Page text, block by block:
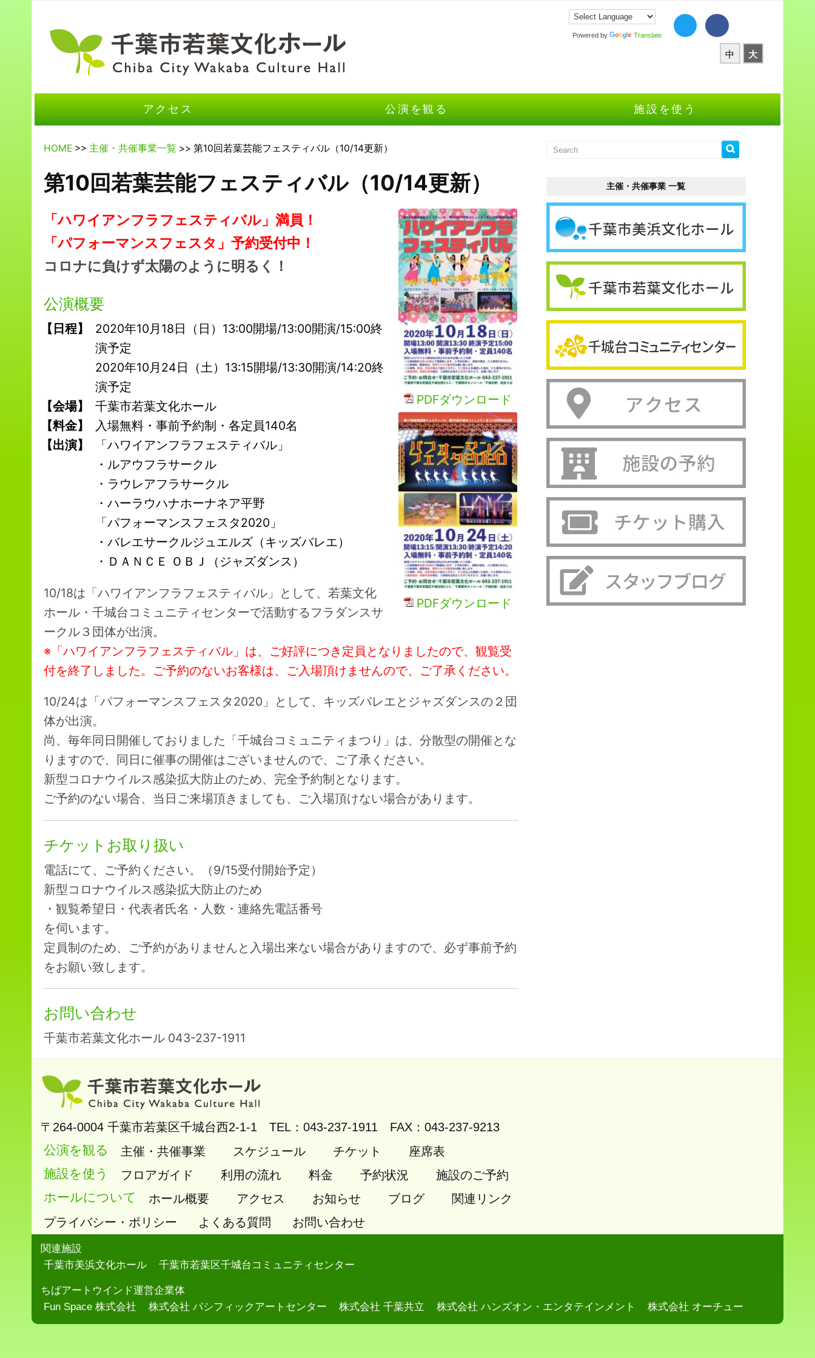
Powered by Translate
中 大
アクセス 公演を観る 施設を使う
HOME >> 主催・共催事業一覧 >> 第10回若葉芸能フェスティバル（10/14更新）
第10回若葉芸能フェスティバル（10/14更新）
PDFダウンロード
PDFダウンロード
「ハワイアンフラフェスティバル」満員！
「パフォーマンスフェスタ」予約受付中！
コロナに負けず太陽のように明るく！
公演概要
【日程】
2020年10月18日（日）13:00開場/13:00開演/15:00終
演予定
2020年10月24日（土）13:15開場/13:30開演/14:20終
演予定
【会場】
千葉市若葉文化ホール
【料金】
入場無料・事前予約制・各定員140名
【出演】
「ハワイアンフラフェスティバル」
・ルアウフラサークル
・ラウレアフラサークル
・ハーラウハナホーナネア平野
「パフォーマンスフェスタ2020」
・バレエサークルジュエルズ（キッズバレエ）
・ＤＡＮＣＥ ＯＢＪ（ジャズダンス）
10/18は「ハワイアンフラフェスティバル」として、若葉文化
ホール・千城台コミュニティセンターで活動するフラダンスサ
ークル３団体が出演。
※「ハワイアンフラフェスティバル」は、ご好評につき定員となりましたので、観覧受
付を終了しました。ご予約のないお客様は、ご入場頂けませんので、ご了承ください。
10/24は「パフォーマンスフェスタ2020」として、キッズバレエとジャズダンスの２団
体が出演。
尚、毎年同日開催しておりました「千城台コミュニティまつり」は、分散型の開催とな
りますので、同日に催事の開催はございませんので、ご了承ください。
新型コロナウイルス感染拡大防止のため、完全予約制となります。
ご予約のない場合、当日ご来場頂きましても、ご入場頂けない場合があります。
チケットお取り扱い
電話にて、ご予約ください。（9/15受付開始予定）
新型コロナウイルス感染拡大防止のため
・観覧希望日・代表者氏名・人数・連絡先電話番号
を伺います。
定員制のため、ご予約がありませんと入場出来ない場合がありますので、必ず事前予約
をお願い致します。
お問い合わせ
千葉市若葉文化ホール 043-237-1911
主催・共催事業 一覧
〒264-0004 千葉市若葉区千城台西2-1-1 TEL：043-237-1911 FAX：043-237-9213
公演を観る 主催・共催事業 スケジュール チケット 座席表
施設を使う フロアガイド 利用の流れ 料金 予約状況 施設のご予約
ホールについて ホール概要 アクセス お知らせ ブログ
関連リンク
プライバシー・ポリシー
よくある質問 お問い合わせ
関連施設
千葉市美浜文化ホール
千葉市若葉区千城台コミュニティセンター
ちばアートウインド運営企業体
Fun Space 株式会社
株式会社 パシフィックアートセンター 株式会社 千葉共立 株式会社 ハンズオン・エンタテインメント 株式会社 オーチュー